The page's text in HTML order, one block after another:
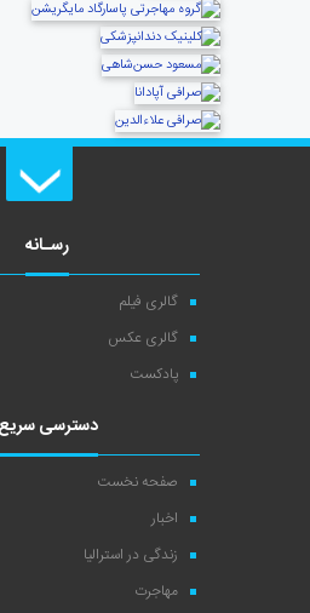
رسـانه
گالری فیلم
گالری عکس
پادکست
دسترسی سریع
صفحه نخست
اخبار
زندگی در استرالیا
مهاجرت